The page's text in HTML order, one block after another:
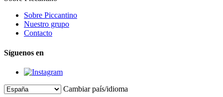
Sobre Piccantino
Nuestro grupo
Contacto
Síguenos en
Cambiar país/idioma